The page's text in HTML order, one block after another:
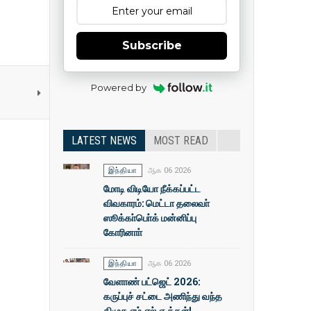
Subscribe
Powered by
LATEST NEWS MOST READ
இந்தியா ஆக 06 2026
மோடி விடியோ நீக்கப்பட்ட
விவகாரம்: மெட்டா தலைவா்
ஸூக்கா்பொ்க் மன்னிப்பு
கோரினாா்
இந்தியா ஆக 06 2026
வேளாண் பட்ஜெட் 2026:
கருப்புச் சட்டை அணிந்து வந்த